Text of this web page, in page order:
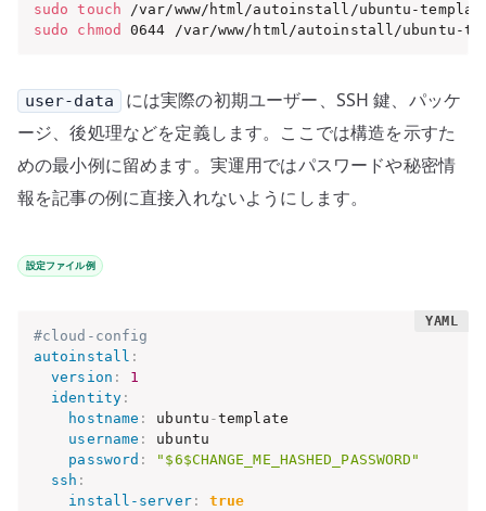
sudo
touch
sudo
chmod 0644 /var/www/html/autoinstall/ubuntu-
user-data
には実際の初期ユーザー、SSH 鍵、パッケ
ージ、後処理などを定義します。ここでは構造を示すた
めの最小例に留めます。実運用ではパスワードや秘密情
報を記事の例に直接入れないようにします。
設定ファイル例
#cloud-config
autoinstall :
version :
1
identity:
hostname : ubuntu -template
username :
ubuntu
password :
"$6$CHANGE_ME_HASHED_PASSWORD"
ssh :
install-server:
true